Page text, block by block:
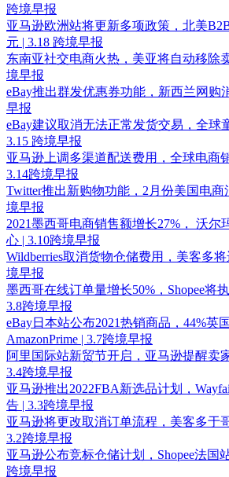
跨境早报
亚马逊欧洲站将更新多项政策，北美
元 | 3.18 跨境早报
东南亚社交电商火热，美亚将自动移除
境早报
eBay推出群发优惠券功能，新西兰网购
早报
eBay建议取消无法正常发货交易，全球
3.15 跨境早报
亚马逊上调多渠道配送费用，全球电商
3.14跨境早报
Twitter推出新购物功能，2月份美国电商
境早报
2021墨西哥电商销售额增长27%， 沃尔
心 | 3.10跨境早报
Wildberries取消货物仓储费用，美客多
境早报
墨西哥在线订单量增长50%，Shopee将
3.8跨境早报
eBay日本站公布2021热销商品，44%英
AmazonPrime | 3.7跨境早报
阿里国际站新贸节开启，亚马逊提醒卖
3.4跨境早报
亚马逊推出2022FBA新选品计划，
告 | 3.3跨境早报
亚马逊将更改取消订单流程，美客多于
3.2跨境早报
亚马逊公布竞标仓储计划，Shopee法国
跨境早报